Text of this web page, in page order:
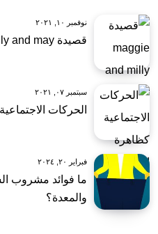
نوفمبر ١٠, ٢٠٢١
قصيدة maggie and milly and molly and may
سبتمبر ٠٧, ٢٠٢١
الحركات
فبراير ٢٠, ٢٠٢٤
ما فوائد مشروب
والمعدة؟